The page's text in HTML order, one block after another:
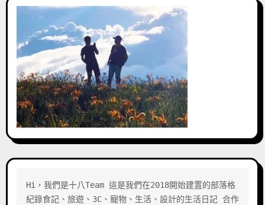
Hi，我們是十八Team 這是我們在2018開始建置的部落格
紀錄食記、旅遊、3C、寵物、生活、設計的生活日記 合作